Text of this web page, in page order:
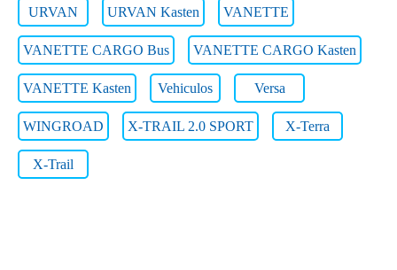
URVAN URVAN Kasten VANETTE
VANETTE CARGO Bus VANETTE CARGO Kasten
VANETTE Kasten Vehiculos Versa
WINGROAD X-TRAIL 2.0 SPORT X-Terra
X-Trail